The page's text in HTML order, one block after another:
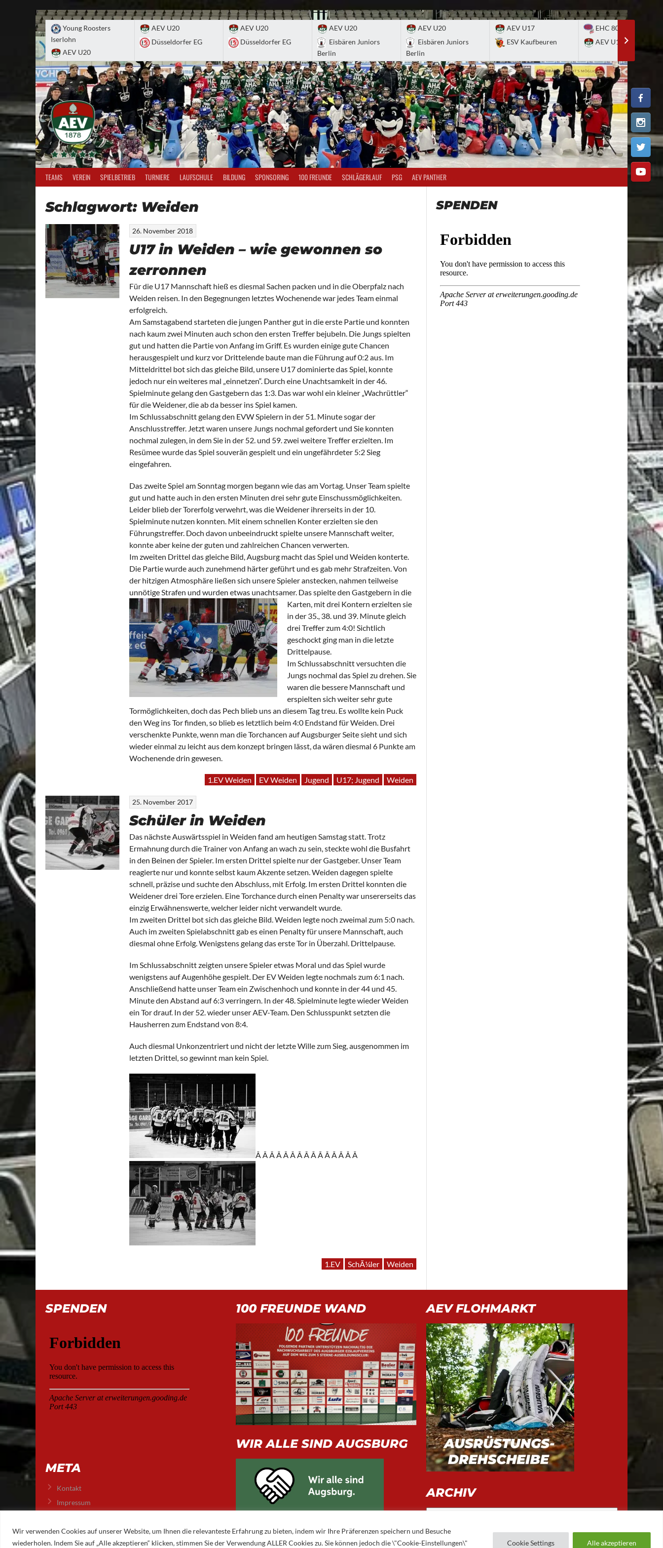
Wir verwenden Cookies auf unserer Website, um Ihnen die relevanteste Erfahrung zu bieten, indem wir Ihre Präferenzen speichern und Besuche
wiederholen. Indem Sie auf „Alle akzeptieren“ klicken, stimmen Sie der Verwendung ALLER Cookies zu. Sie können jedoch die \"Cookie-Einstellungen\"
Cookie Settings Alle akzeptieren
Young Roosters
Iserlohn
AEV U20
AEV U20
Düsseldorfer EG
AEV U20
Düsseldorfer EG
AEV U20
Eisbären Juniors
Berlin
AEV U20
Eisbären Juniors
Berlin
AEV U17
ESV Kaufbeuren
EHC 80 Nürnberg
AEV U17
TEAMS VEREIN SPIELBETRIEB TURNIERE LAUFSCHULE BILDUNG SPONSORING 100 FREUNDE SCHLÄGERLAUF PSG AEV PANTHER
Schlagwort: Weiden
26. November 2018
U17 in Weiden – wie gewonnen so
zerronnen
Für die U17 Mannschaft hieß es diesmal Sachen packen und in die Oberpfalz nach
Weiden reisen. In den Begegnungen letztes Wochenende war jedes Team einmal
erfolgreich.
Am Samstagabend starteten die jungen Panther gut in die erste Partie und konnten
nach kaum zwei Minuten auch schon den ersten Treffer bejubeln. Die Jungs spielten
gut und hatten die Partie von Anfang im Griff. Es wurden einige gute Chancen
herausgespielt und kurz vor Drittelende baute man die Führung auf 0:2 aus. Im
Mitteldrittel bot sich das gleiche Bild, unsere U17 dominierte das Spiel, konnte
jedoch nur ein weiteres mal „einnetzen“. Durch eine Unachtsamkeit in der 46.
Spielminute gelang den Gastgebern das 1:3. Das war wohl ein kleiner „Wachrüttler“
für die Weidener, die ab da besser ins Spiel kamen.
Im Schlussabschnitt gelang den EVW Spielern in der 51. Minute sogar der
Anschlusstreffer. Jetzt waren unsere Jungs nochmal gefordert und Sie konnten
nochmal zulegen, in dem Sie in der 52. und 59. zwei weitere Treffer erzielten. Im
Resümee wurde das Spiel souverän gespielt und ein ungefährdeter 5:2 Sieg
eingefahren.
Das zweite Spiel am Sonntag morgen begann wie das am Vortag. Unser Team spielte
gut und hatte auch in den ersten Minuten drei sehr gute Einschussmöglichkeiten.
Leider blieb der Torerfolg verwehrt, was die Weidener ihrerseits in der 10.
Spielminute nutzen konnten. Mit einem schnellen Konter erzielten sie den
Führungstreffer. Doch davon unbeeindruckt spielte unsere Mannschaft weiter,
konnte aber keine der guten und zahlreichen Chancen verwerten.
Im zweiten Drittel das gleiche Bild, Augsburg macht das Spiel und Weiden konterte.
Die Partie wurde auch zunehmend härter geführt und es gab mehr Strafzeiten. Von
der hitzigen Atmosphäre ließen sich unsere Spieler anstecken, nahmen teilweise
unnötige Strafen und wurden etwas unachtsamer. Das spielte den Gastgebern in die
Karten, mit drei Kontern erzielten sie
in der 35., 38. und 39. Minute gleich
drei Treffer zum 4:0! Sichtlich
geschockt ging man in die letzte
Drittelpause.
Im Schlussabschnitt versuchten die
Jungs nochmal das Spiel zu drehen. Sie
waren die bessere Mannschaft und
erspielten sich weiter sehr gute
Tormöglichkeiten, doch das Pech blieb uns an diesem Tag treu. Es wollte kein Puck
den Weg ins Tor finden, so blieb es letztlich beim 4:0 Endstand für Weiden. Drei
verschenkte Punkte, wenn man die Torchancen auf Augsburger Seite sieht und sich
wieder einmal zu leicht aus dem konzept bringen lässt, da wären diesmal 6 Punkte am
Wochenende drin gewesen.
1.EV Weiden EV Weiden Jugend U17; Jugend Weiden
25. November 2017
Schüler in Weiden
Das nächste Auswärtsspiel in Weiden fand am heutigen Samstag statt. Trotz
Ermahnung durch die Trainer von Anfang an wach zu sein, steckte wohl die Busfahrt
in den Beinen der Spieler. Im ersten Drittel spielte nur der Gastgeber. Unser Team
reagierte nur und konnte selbst kaum Akzente setzen. Weiden dagegen spielte
schnell, präzise und suchte den Abschluss, mit Erfolg. Im ersten Drittel konnten die
Weidener drei Tore erzielen. Eine Torchance durch einen Penalty war unsererseits das
einzig Erwähnenswerte, welcher leider nicht verwandelt wurde.
Im zweiten Drittel bot sich das gleiche Bild. Weiden legte noch zweimal zum 5:0 nach.
Auch im zweiten Spielabschnitt gab es einen Penalty für unsere Mannschaft, auch
diesmal ohne Erfolg. Wenigstens gelang das erste Tor in Überzahl. Drittelpause.
Im Schlussabschnitt zeigten unsere Spieler etwas Moral und das Spiel wurde
wenigstens auf Augenhöhe gespielt. Der EV Weiden legte nochmals zum 6:1 nach.
Anschließend hatte unser Team ein Zwischenhoch und konnte in der 44 und 45.
Minute den Abstand auf 6:3 verringern. In der 48. Spielminute legte wieder Weiden
ein Tor drauf. In der 52. wieder unser AEV-Team. Den Schlusspunkt setzten die
Hausherren zum Endstand von 8:4.
Auch diesmal Unkonzentriert und nicht der letzte Wille zum Sieg, ausgenommen im
letzten Drittel, so gewinnt man kein Spiel.
Â Â Â Â Â Â Â Â Â Â Â Â Â Â Â
1.EV SchÃ¼ler Weiden
SPENDEN
SPENDEN
META
Kontakt
Impressum
100 FREUNDE WAND
WIR ALLE SIND AUGSBURG
AEV FLOHMARKT
ARCHIV
Archiv